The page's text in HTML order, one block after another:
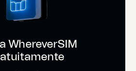
WhereverSIM